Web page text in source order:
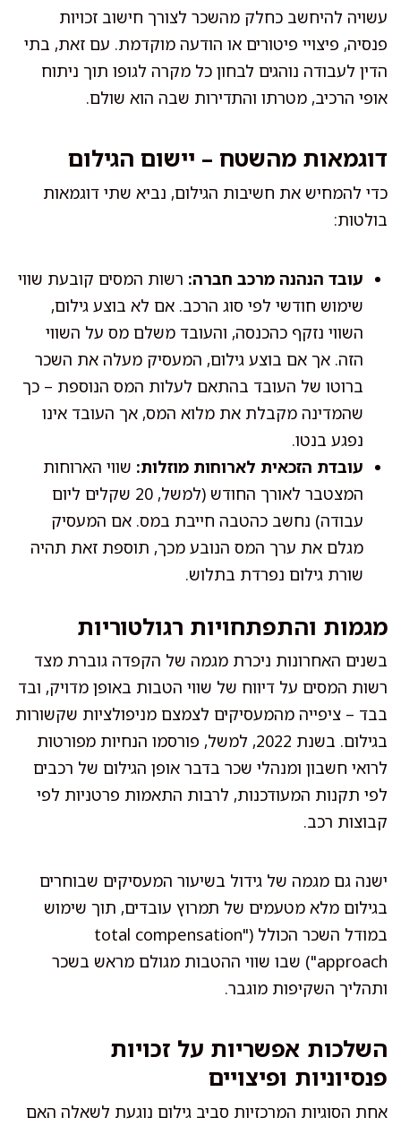
עשויה להיחשב כחלק מהשכר לצורך חישוב זכויות
פנסיה, פיצויי פיטורים או הודעה מוקדמת. עם זאת, בתי
הדין לעבודה נוהגים לבחון כל מקרה לגופו תוך ניתוח
אופי הרכיב, מטרתו והתדירות שבה הוא שולם.
דוגמאות מהשטח – יישום הגילום
כדי להמחיש את חשיבות הגילום, נביא שתי דוגמאות
בולטות:
עובד הנהנה מרכב חברה: רשות המסים קובעת שווי
שימוש חודשי לפי סוג הרכב. אם לא בוצע גילום,
השווי נזקף כהכנסה, והעובד משלם מס על השווי
הזה. אך אם בוצע גילום, המעסיק מעלה את השכר
ברוטו של העובד בהתאם לעלות המס הנוספת – כך
שהמדינה מקבלת את מלוא המס, אך העובד אינו
נפגע בנטו.
עובדת הזכאית לארוחות מוזלות: שווי הארוחות
המצטבר לאורך החודש (למשל, 20 שקלים ליום
עבודה) נחשב כהטבה חייבת במס. אם המעסיק
מגלם את ערך המס הנובע מכך, תוספת זאת תהיה
שורת גילום נפרדת בתלוש.
מגמות והתפתחויות רגולטוריות
בשנים האחרונות ניכרת מגמה של הקפדה גוברת מצד
רשות המסים על דיווח של שווי הטבות באופן מדויק, ובד
בבד – ציפייה מהמעסיקים לצמצם מניפולציות שקשורות
בגילום. בשנת 2022, למשל, פורסמו הנחיות מפורטות
לרואי חשבון ומנהלי שכר בדבר אופן הגילום של רכבים
לפי תקנות המעודכנות, לרבות התאמות פרטניות לפי
קבוצות רכב.
ישנה גם מגמה של גידול בשיעור המעסיקים שבוחרים
בגילום מלא מטעמים של תמרוץ עובדים, תוך שימוש
במודל השכר הכולל ("total compensation
approach") שבו שווי ההטבות מגולם מראש בשכר
ותהליך השקיפות מוגבר.
השלכות אפשריות על זכויות
פנסיוניות ופיצויים
אחת הסוגיות המרכזיות סביב גילום נוגעת לשאלה האם